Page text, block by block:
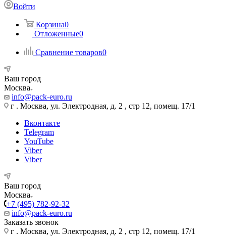
Войти
Корзина0
Отложенные0
Сравнение товаров0
Ваш город
Москва
info@pack-euro.ru
г . Москва, ул. Электродная, д. 2 , стр 12, помещ. 17/1
Вконтакте
Telegram
YouTube
Viber
Viber
Ваш город
Москва
+7 (495) 782-92-32
info@pack-euro.ru
Заказать звонок
г . Москва, ул. Электродная, д. 2 , стр 12, помещ. 17/1